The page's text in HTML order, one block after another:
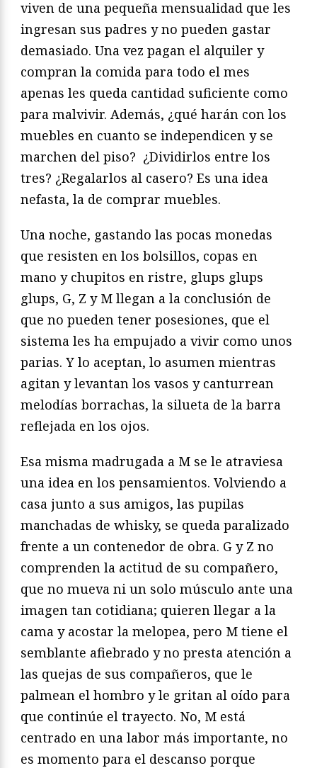
viven de una pequeña mensualidad que les
ingresan sus padres y no pueden gastar
demasiado. Una vez pagan el alquiler y
compran la comida para todo el mes
apenas les queda cantidad suficiente como
para malvivir. Además, ¿qué harán con los
muebles en cuanto se independicen y se
marchen del piso? ¿Dividirlos entre los
tres? ¿Regalarlos al casero? Es una idea
nefasta, la de comprar muebles.
Una noche, gastando las pocas monedas
que resisten en los bolsillos, copas en
mano y chupitos en ristre, glups glups
glups, G, Z y M llegan a la conclusión de
que no pueden tener posesiones, que el
sistema les ha empujado a vivir como unos
parias. Y lo aceptan, lo asumen mientras
agitan y levantan los vasos y canturrean
melodías borrachas, la silueta de la barra
reflejada en los ojos.
Esa misma madrugada a M se le atraviesa
una idea en los pensamientos. Volviendo a
casa junto a sus amigos, las pupilas
manchadas de whisky, se queda paralizado
frente a un contenedor de obra. G y Z no
comprenden la actitud de su compañero,
que no mueva ni un solo músculo ante una
imagen tan cotidiana; quieren llegar a la
cama y acostar la melopea, pero M tiene el
semblante afiebrado y no presta atención a
las quejas de sus compañeros, que le
palmean el hombro y le gritan al oído para
que continúe el trayecto. No, M está
centrado en una labor más importante, no
es momento para el descanso porque